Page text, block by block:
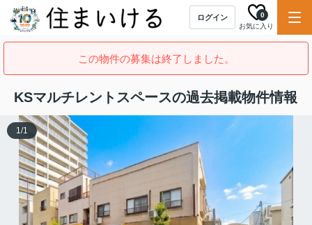
ログイン
お気に入り
0
この物件の募集は終了しました。
KSマルチレントスペースの過去掲載物件情報
1/1